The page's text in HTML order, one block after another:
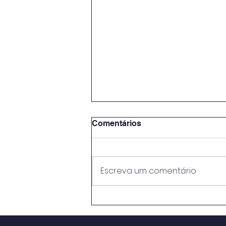
Comentários
Escreva um comentário